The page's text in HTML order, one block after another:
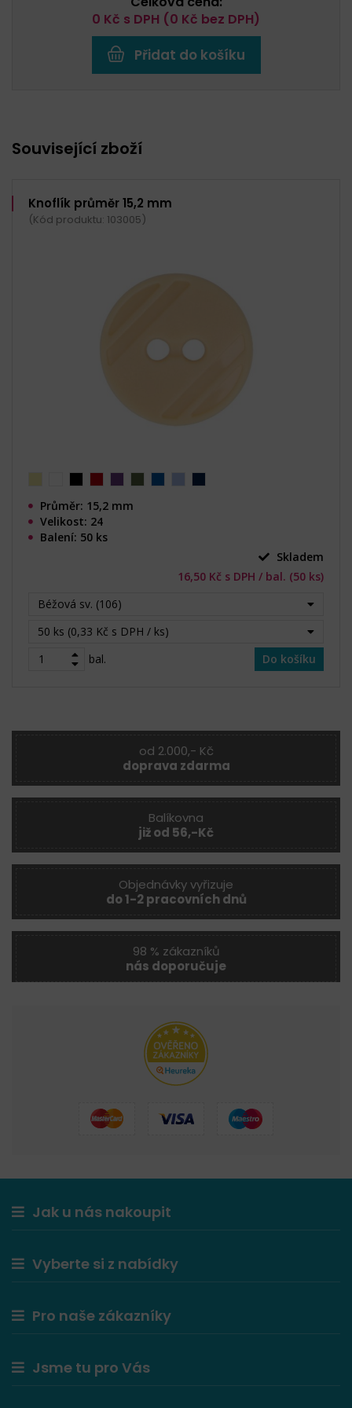
0 Kč s DPH (0 Kč bez DPH)
Přidat do košíku
Související zboží
Knoflík průměr 15,2 mm
(Kód produktu: 103005)
Průměr: 15,2 mm
Velikost: 24
Balení: 50 ks
Skladem
16,50 Kč s DPH / bal. (50 ks)
Béžová sv. (106)
50 ks (0,33 Kč s DPH / ks)
bal.
Do košíku
od 2.000,- Kč
doprava zdarma
Balíkovna
již od 56,-Kč
Objednávky vyřizuje
do 1-2 pracovních dnů
98 % zákazníků
nás doporučuje
Jak u nás nakoupit
Vyberte si z nabídky
Pro naše zákazníky
Jsme tu pro Vás